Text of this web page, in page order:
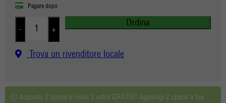
Pagare dopo
- +
Ordina
Trova un rivenditore locale
Acquista 2 spezie e ricevi 2 extra GRATIS! Aggiungi 2 spezie a tua